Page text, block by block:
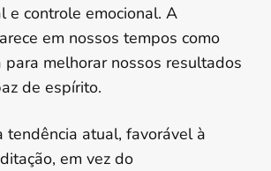
e controle emocional. A
em nossos tempos como
para melhorar nossos resultados
de espírito.
tendência atual, favorável à
em vez do